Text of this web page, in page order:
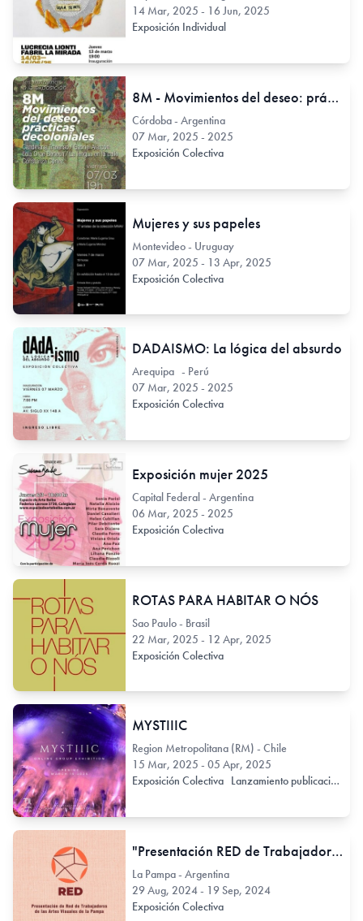
14 Mar, 2025 - 16 Jun, 2025
Exposición Individual
8M - Movimientos del deseo: prácticas decoloniales
Córdoba - Argentina
07 Mar, 2025 - 2025
Exposición Colectiva
Mujeres y sus papeles
Montevideo - Uruguay
07 Mar, 2025 - 13 Apr, 2025
Exposición Colectiva
DADAISMO: La lógica del absurdo
Arequipa - Perú
07 Mar, 2025 - 2025
Exposición Colectiva
Exposición mujer 2025
Capital Federal - Argentina
06 Mar, 2025 - 2025
Exposición Colectiva
ROTAS PARA HABITAR O NÓS
Sao Paulo - Brasil
22 Mar, 2025 - 12 Apr, 2025
Exposición Colectiva
MYSTIIIC
Region Metropolitana (RM) - Chile
15 Mar, 2025 - 05 Apr, 2025
Exposición Colectiva Lanzamiento publicación
"Presentación RED de Trabajadorxs de las Artes Visuales de La Pampa"
La Pampa - Argentina
29 Aug, 2024 - 19 Sep, 2024
Exposición Colectiva